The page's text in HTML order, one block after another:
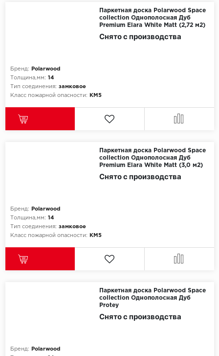
Паркетная доска Polarwood Space
collection Однополосная Дуб
Premium Elara White Matt (2,72 м2)
Бренд:
Polarwood
Толщина,мм: 14
Тип соединения: замковое
Класс пожарной опасности:
КМ5
Снято с производства
Паркетная доска Polarwood Space
collection Однополосная Дуб
Premium Elara White Matt (3,0 м2)
Бренд:
Polarwood
Толщина,мм: 14
Тип соединения: замковое
Класс пожарной опасности:
КМ5
Снято с производства
Паркетная доска Polarwood Space
collection Однополосная Дуб
Protey
Бренд:
Polarwood
Снято с производства